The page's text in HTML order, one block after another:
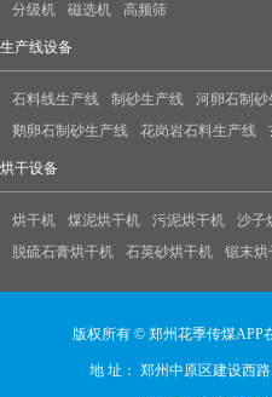
分级机
磁选机 高频筛
生产线设备
石料线生产线 制砂生产线 河卵石制砂
鹅卵石制砂生产线
花岗岩石料生产线
烘干设备
烘干机 煤泥烘干机 污泥烘干机 沙子
脱硫石膏烘干机
石英砂烘干机 锯末烘
版权所有 © 郑州花季传煤APP
地 址： 郑州中原区建设西